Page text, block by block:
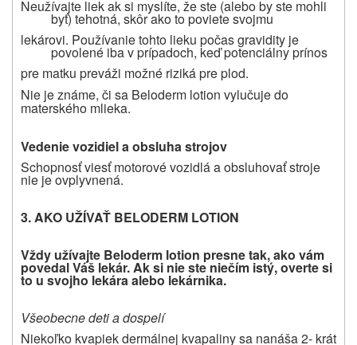
Neužívajte liek ak si myslíte, že ste (alebo by ste mohli
byť) tehotná, skôr ako to poviete svojmu
lekárovi. Používanie tohto lieku počas gravidity je
povolené iba v prípadoch, keď potenciálny prínos
pre matku preváži možné riziká pre plod.
Nie je známe, či sa Beloderm lotion vylučuje do
materského mlieka.
Vedenie vozidiel a obsluha strojov
Schopnosť viesť motorové vozidlá a obsluhovať stroje
nie je ovplyvnená.
3. AKO UŽÍVAŤ BELODERM LOTION
Vždy užívajte Beloderm lotion presne tak, ako vám
povedal Váš lekár. Ak si nie ste niečím istý, overte si
to u svojho lekára alebo lekárnika.
Všeobecne deti a dospelí
Niekoľko kvapiek dermálnej kvapaliny sa nanáša 2- krát